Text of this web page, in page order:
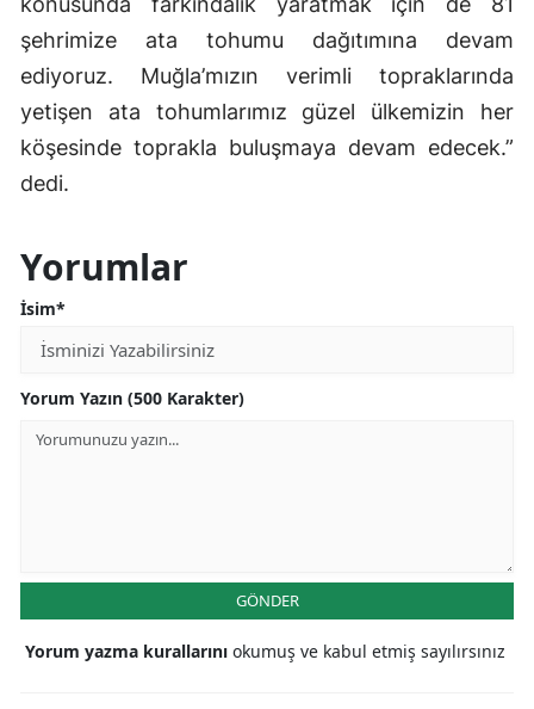
şehrimize ata tohumu dağıtımına devam
ediyoruz. Muğla’mızın verimli topraklarında
yetişen ata tohumlarımız güzel ülkemizin her
köşesinde toprakla buluşmaya devam edecek.”
dedi.
Yorumlar
İsim*
Yorum Yazın (500 Karakter)
GÖNDER
Yorum yazma kurallarını okumuş ve kabul etmiş sayılırsınız